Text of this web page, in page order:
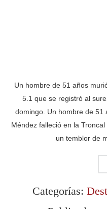
Un hombre de 51 años
5.1 que se registró al
domingo. Un hombre de 51
Méndez falleció en la
un temblor de
Categorías: